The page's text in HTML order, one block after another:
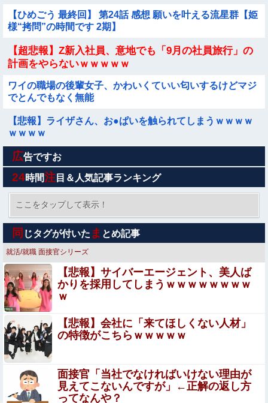
【ひめごう 最終回】 第24話 感想 願いを叶える流星群【姫
様“拷問”の時間です 2期】
【超悲報】Z新入社員、意地でも「9月の社員旅行」の
計画をやらないｗｗｗｗｗ
ワイの職場の後輩女子、かわいくていい匂いするけどマジ
でとんでもなく無能
【悲報】ライザさん、お●ぱいを触られてしまうｗｗｗｗ
ｗｗｗｗ
【朗報】プチプチで有名な川上産業、社名を「プチプチ株
式会社」に変更ｗｗｗｗｗ
外国人「アジア杯で優勝するんだ」日本代表、W杯ポット
1入りに現実味!?2030大会で出場枠「64」なら追い風に！
アメリカ人もポット1争いに熱視線！【海外の反応】
生配信中に猫に乳首ポロリさせられた10代美少女のアーカ
イブ、500万再生越えｗｗｗ
【ウマ娘】セイちゃんの攻撃力を見よ！！！
子どもが中学受験してる知り合い、たくさん受けさせてる
けど合格したの通えない距離の学校だけらしい
【画像】 このハゲにやられたJKがたくさんいるという事
実
【画像】まま「なんかプール入ってたら学生にめっち
ゃ見られたw」
広告ですお
24時間注 目＆人気記事ランキング
ここをタップして表示！
同 じタグが付いた ま とめ記事
就活/就職 面接官シリーズ
【悲報】サイバーエージェント、美人ば
かりを採用してしまうｗｗｗｗｗｗｗｗ
ｗ
【悲報】会社に「来てほしくない人材」
の特徴がこちらｗｗｗｗｗ
面接官「当社でなければいけない理由が
見えてこないんですが」←正解の返し方
ってなんや？